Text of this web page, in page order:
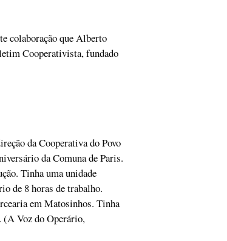
colaboração que Alberto
Cooperativista, fundado
da Cooperativa do Povo
da Comuna de Paris.
Tinha uma unidade
de 8 horas de trabalho.
em Matosinhos. Tinha
(A Voz do Operário,